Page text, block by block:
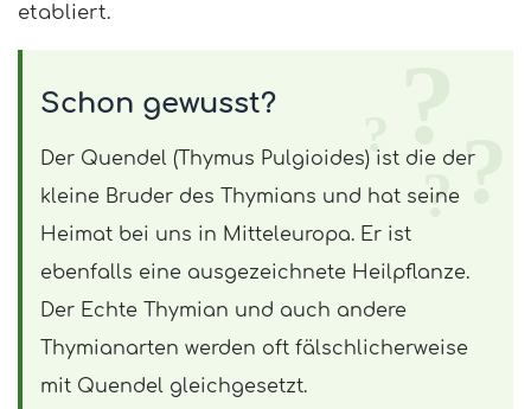
etabliert.
Schon gewusst?
Der Quendel (Thymus Pulgioides) ist die der
kleine Bruder des Thymians und hat seine
Heimat bei uns in Mitteleuropa. Er ist
ebenfalls eine ausgezeichnete Heilpflanze.
Der Echte Thymian und auch andere
Thymianarten werden oft fälschlicherweise
mit Quendel gleichgesetzt.